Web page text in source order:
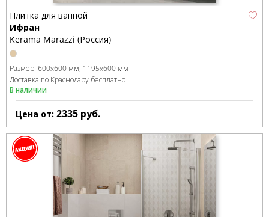
Плитка для ванной
Ифран
Kerama Marazzi (Россия)
Размер: 600x600 мм 1195x600 мм
Доставка по Краснодару бесплатно
В наличии
Цена от: 2335 руб.